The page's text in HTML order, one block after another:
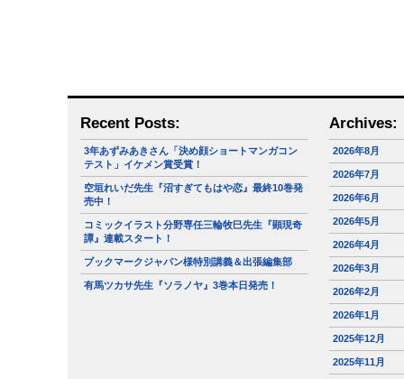
Recent Posts:
3年あずみあきさん「決め顔ショートマンガコン
テスト」イケメン賞受賞！
空垣れいだ先生『沼すぎてもはや恋』最終10巻発
売中！
コミックイラスト分野専任三輪牧巳先生『顕現奇
譚』連載スタート！
ブックマークジャパン様特別講義＆出張編集部
有馬ツカサ先生『ソラノヤ』3巻本日発売！
Archives:
2026年8月
2026年7月
2026年6月
2026年5月
2026年4月
2026年3月
2026年2月
2026年1月
2025年12月
2025年11月